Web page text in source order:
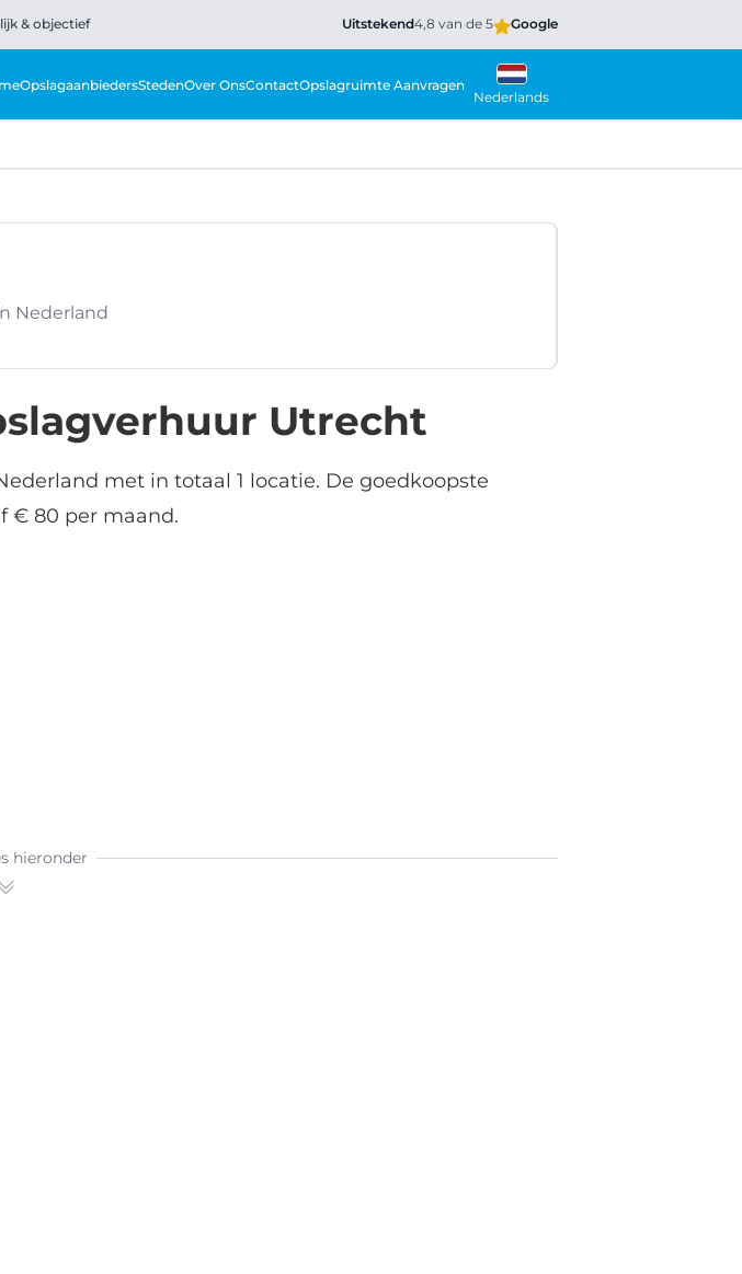
& objectief Uitstekend4,8 van de 5 Google
OpslagaanbiedersStedenOver OnsContactOpslagruimte Aanvragen
Nederlands
Nederland
Utrecht
met in totaal 1 locatie. De goedkoopste
€ 80 per maand.
hieronder